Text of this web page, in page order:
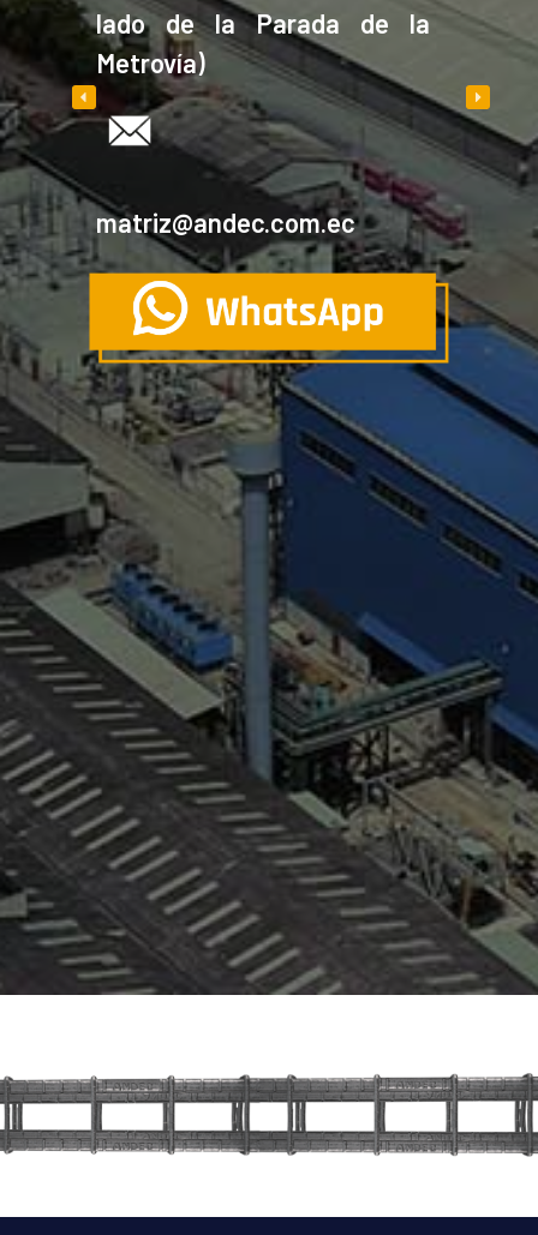
lado de la Parada de la
Metrovía)
matriz@andec.com.ec